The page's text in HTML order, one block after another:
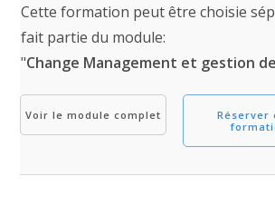
Cette formation peut être choisie
fait partie du module:
"Change Management et gestion
Voir le module complet
Réserver